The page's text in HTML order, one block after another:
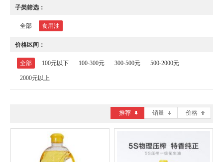
子类筛选：
全部 食用油
价格区间：
全部 100元以下 100-300元 300-500元 500-2000元
2000元以上
推荐 销量 价格